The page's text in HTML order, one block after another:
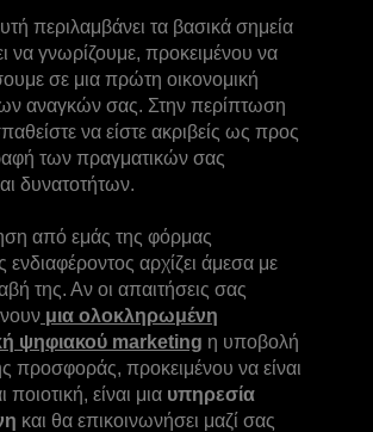
περιλαμβάνει τα βασικά σημεία
να γνωρίζουμε, προκειμένου να
σε μια πρώτη οικονομική
αναγκών σας. Στην περίπτωση
να είστε ακριβείς ως προς
των πραγματικών σας
δυνατοτήτων.
από εμάς της φόρμας
αρχίζει άμεσα με
της. Αν οι απαιτήσεις σας
μια ολοκληρωμένη
ψηφιακού marketing η υποβολή
προσφοράς, προκειμένου να είναι
ποιοτική, είναι μια υπηρεσία
και θα επικοινωνήσει μαζί σας